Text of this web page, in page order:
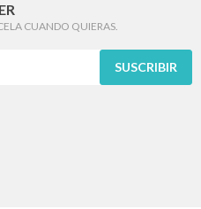
CUANDO QUIERAS.
SUSCRIBIR